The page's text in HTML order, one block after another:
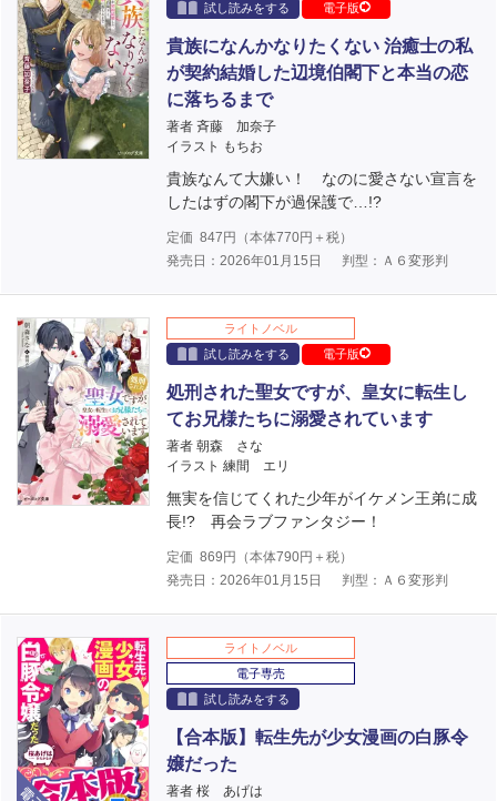
試し読みをする
電子版
貴族になんかなりたくない 治癒士の私
が契約結婚した辺境伯閣下と本当の恋
に落ちるまで
著者 斉藤 加奈子
イラスト もちお
貴族なんて大嫌い！ なのに愛さない宣言を
したはずの閣下が過保護で…!?
定価 847 円（本体770円＋税）
発売日：2026年01月15日
判型：Ａ６変形判
ライトノベル
試し読みをする
電子版
処刑された聖女ですが、皇女に転生し
てお兄様たちに溺愛されています
著者 朝森 さな
イラスト 練間 エリ
無実を信じてくれた少年がイケメン王弟に成
長!? 再会ラブファンタジー！
定価 869 円（本体790円＋税）
発売日：2026年01月15日
判型：Ａ６変形判
電子版
ライトノベル
電子専売
試し読みをする
【合本版】転生先が少女漫画の白豚令
嬢だった
著者 桜 あげは